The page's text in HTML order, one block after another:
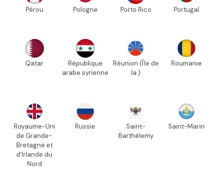
Pérou Pologne Porto Rico Portugal
Qatar
République
arabe syrienne
Réunion (Île de
la )
Roumanie
Royaume-Uni
de Grande-
Bretagne et
d'Irlande du
Nord
Russie
Saint-
Barthélemy
Saint-Marin